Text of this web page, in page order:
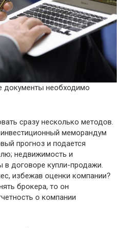
сразу несколько методов.
меморандум
прогноз и подается
недвижимость и
в договоре купли-продажи.
избежав оценки компании?
брокера, то он
о компании